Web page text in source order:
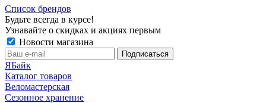
Список брендов
Будьте всегда в курсе!
Узнавайте о скидках и акциях первым
Новости магазина
ЯБайк
Каталог товаров
Веломастерская
Сезонное хранение